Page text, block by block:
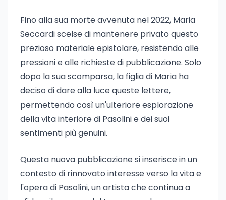
Fino alla sua morte avvenuta nel 2022, Maria
Seccardi scelse di mantenere privato questo
prezioso materiale epistolare, resistendo alle
pressioni e alle richieste di pubblicazione. Solo
dopo la sua scomparsa, la figlia di Maria ha
deciso di dare alla luce queste lettere,
permettendo così un'ulteriore esplorazione
della vita interiore di Pasolini e dei suoi
sentimenti più genuini.
Questa nuova pubblicazione si inserisce in un
contesto di rinnovato interesse verso la vita e
l'opera di Pasolini, un artista che continua a